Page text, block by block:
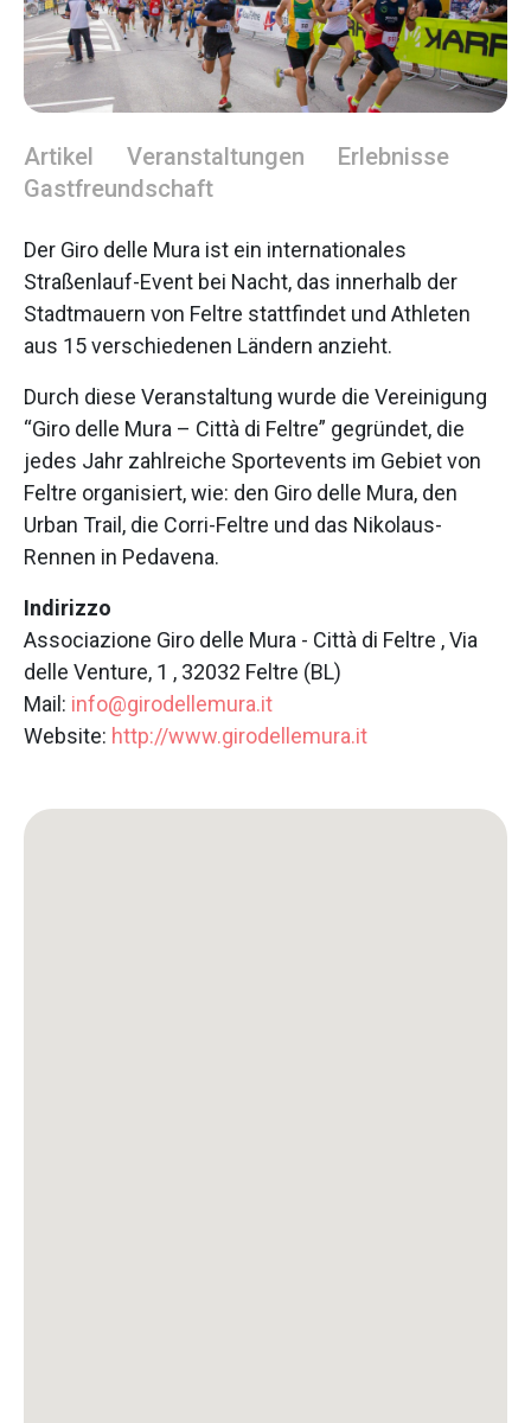
Artikel Veranstaltungen
Erlebnisse
Gastfreundschaft
Der Giro delle Mura ist ein internationales
Straßenlauf-Event bei Nacht, das innerhalb der
Stadtmauern von Feltre stattfindet und Athleten
aus 15 verschiedenen Ländern anzieht.
Durch diese Veranstaltung wurde die Vereinigung
“Giro delle Mura – Città di Feltre” gegründet, die
jedes Jahr zahlreiche Sportevents im Gebiet von
Feltre organisiert, wie: den Giro delle Mura, den
Urban Trail, die Corri-Feltre und das Nikolaus-
Rennen in Pedavena.
Indirizzo
Associazione Giro delle Mura - Città di Feltre , Via
delle Venture, 1 , 32032 Feltre (BL)
Mail: info@girodellemura.it
Website: http://www.girodellemura.it